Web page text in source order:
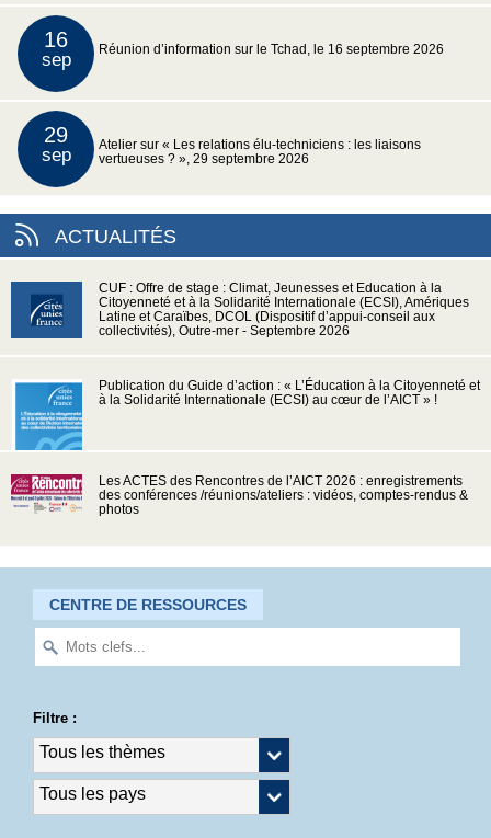
16
sep Réunion d’information sur le Tchad, le 16 septembre 2026
29
sep
Atelier sur « Les relations élu-techniciens : les liaisons
vertueuses ? », 29 septembre 2026
ACTUALITÉS
CUF : Offre de stage : Climat, Jeunesses et Education à la
Citoyenneté et à la Solidarité Internationale (ECSI), Amériques
Latine et Caraïbes, DCOL (Dispositif d’appui-conseil aux
collectivités), Outre-mer - Septembre 2026
Publication du Guide d’action : « L’Éducation à la Citoyenneté et
à la Solidarité Internationale (ECSI) au cœur de l’AICT » !
Les ACTES des Rencontres de l’AICT 2026 : enregistrements
des conférences /réunions/ateliers : vidéos, comptes-rendus &
photos
CENTRE DE RESSOURCES
Filtre :